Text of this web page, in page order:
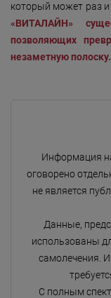
который может раз и
«ВИТАЛАЙН»
позволяющих
незаметную полоску.
Информация
оговорено
не является
Данные,
использованы
самолечения.
С полным